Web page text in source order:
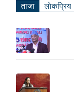
ताजा लाेकप्रिय